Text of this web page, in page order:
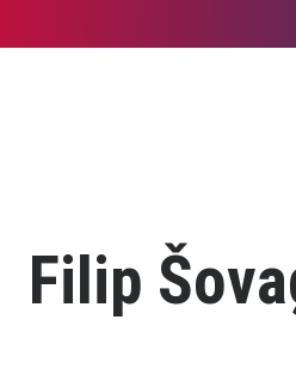
Filip